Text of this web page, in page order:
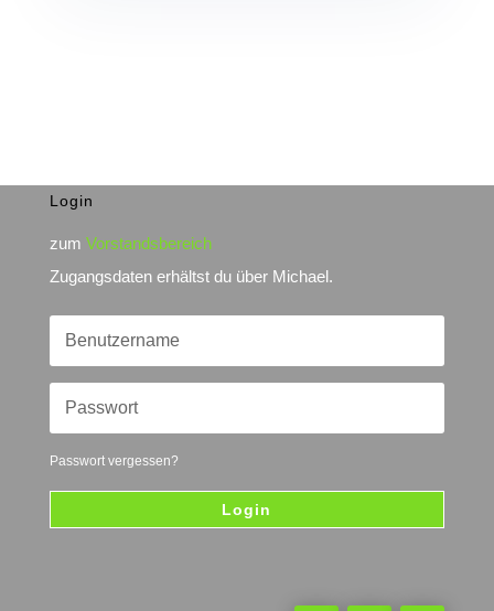
Login
zum Vorstandsbereich
Zugangsdaten erhältst du über Michael.
Passwort vergessen?
Login